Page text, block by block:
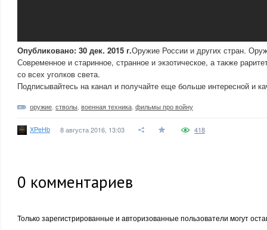
Опубликовано: 30 дек. 2015 г.Оружие России и других стран.
Современное и старинное, странное и экзотическое, а также
со всех уголков света.
Подписывайтесь на канал и получайте еще больше интересной и
оружие стволы военная техника фильмы про войну
XPeHb 8 августа 2016, 13:03 418
0 комментариев
Только зарегистрированные и авторизованные пользователи могут